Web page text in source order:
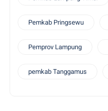
Pemkab Pringsewu
Pemprov Lampung
pemkab Tanggamus